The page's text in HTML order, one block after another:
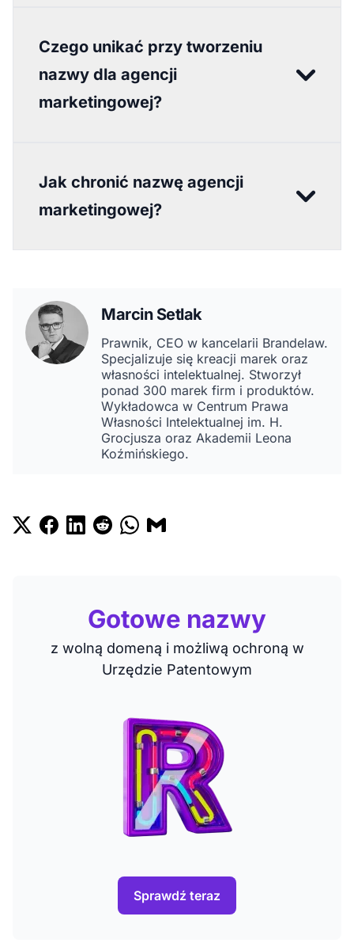
Czego unikać przy tworzeniu
nazwy dla agencji
marketingowej?
Jak chronić nazwę agencji
marketingowej?
Marcin Setlak
Prawnik, CEO w kancelarii Brandelaw.
Specjalizuje się kreacji marek oraz
własności intelektualnej. Stworzył
ponad 300 marek firm i produktów.
Wykładowca w Centrum Prawa
Własności Intelektualnej im. H.
Grocjusza oraz Akademii Leona
Koźmińskiego.
Gotowe nazwy
z wolną domeną i możliwą ochroną w
Urzędzie Patentowym
Sprawdź teraz